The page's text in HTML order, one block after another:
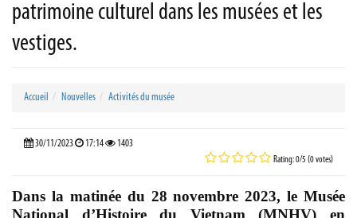
patrimoine culturel dans les musées et les
vestiges.
Accueil Nouvelles Activités du musée
30/11/2023 17:14 1403
Rating: 0/5 (0 votes)
Dans la matinée du 28 novembre 2023, le Musée
National d’Histoire du Vietnam (MNHV) en